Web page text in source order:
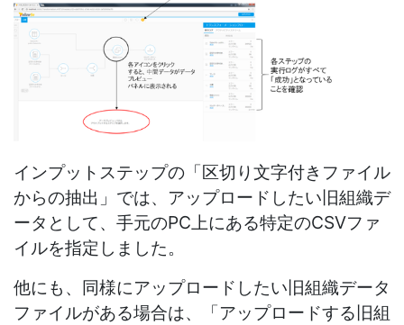
インプットステップの「区切り文字付きファイル
からの抽出」では、アップロードしたい旧組織デ
ータとして、手元のPC上にある特定のCSVファ
イルを指定しました。
他にも、同様にアップロードしたい旧組織データ
ファイルがある場合は、「アップロードする旧組